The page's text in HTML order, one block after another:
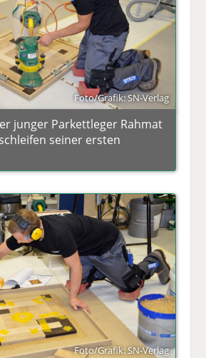
Foto/Grafik: SN-Verlag
junger Parkettleger Rahmat
seiner ersten
Foto/Grafik: SN-Verlag